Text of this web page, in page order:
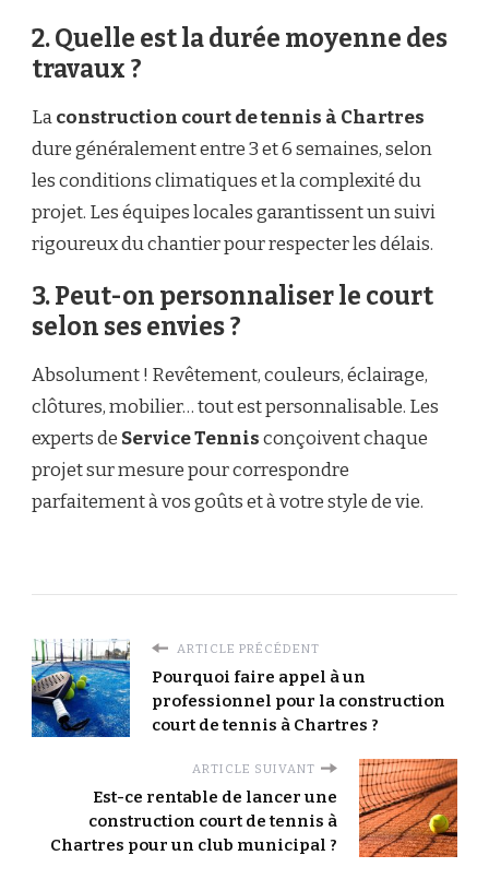
2. Quelle est la durée moyenne des
travaux ?
Laconstruction court de tennis à Chartres
dure généralement entre 3 et 6 semaines, selon
les conditions climatiques et la complexité du
projet. Les équipes locales garantissent un suivi
rigoureux du chantier pour respecter les délais.
3. Peut-on personnaliser le court
selon ses envies ?
Absolument ! Revêtement, couleurs, éclairage,
clôtures, mobilier… tout est personnalisable. Les
experts de Service Tennisconçoivent chaque
projet sur mesure pour correspondre
parfaitement à vos goûts et à votre style de vie.
ARTICLE PRÉCÉDENT
Pourquoi faire appel à un
professionnel pour la construction
court de tennis à Chartres ?
ARTICLE SUIVANT
Est-ce rentable de lancer une
construction court de tennis à
Chartres pour un club municipal ?